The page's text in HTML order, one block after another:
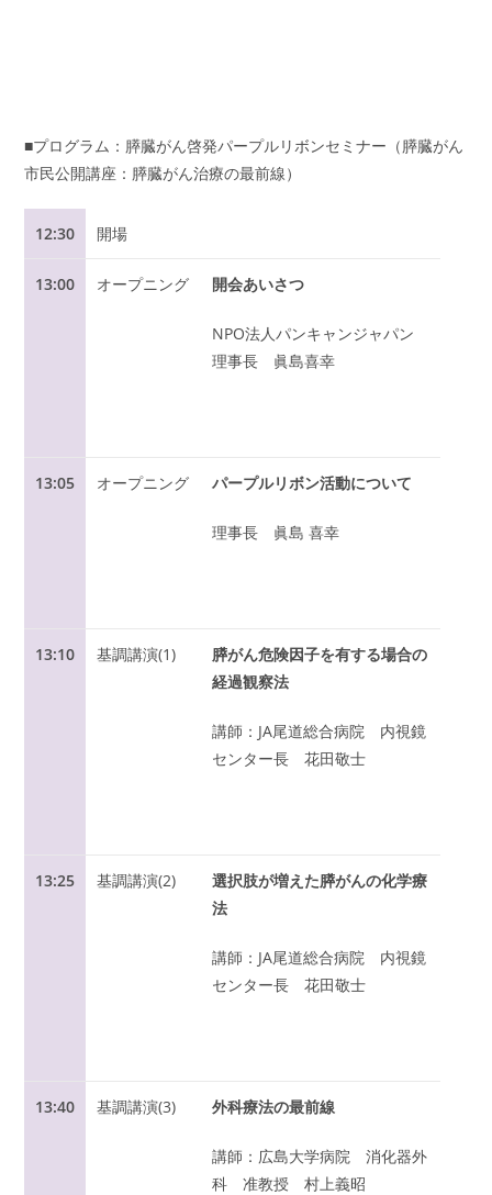
■プログラム：膵臓がん啓発パープルリボンセミナー（膵臓がん
市民公開講座：膵臓がん治療の最前線）
12:30 開場
13:00 オープニング 開会あいさつ
NPO法人パンキャンジャパン
理事長 眞島喜幸
13:05 オープニング パープルリボン活動について
理事長 眞島 喜幸
13:10 基調講演(1)
膵がん危険因子を有する場合の
経過観察法
講師：JA尾道総合病院 内視鏡
センター長 花田敬士
13:25 基調講演(2)
選択肢が増えた膵がんの化学療
法
講師：JA尾道総合病院 内視鏡
センター長 花田敬士
13:40 基調講演(3) 外科療法の最前線
講師：広島大学病院 消化器外
科 准教授 村上義昭